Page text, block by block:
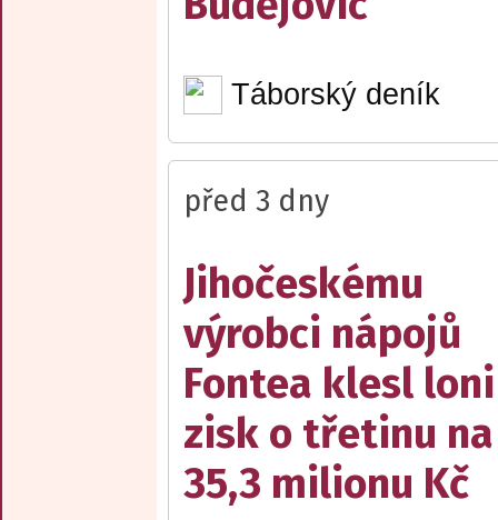
Táborský deník
před 3 dny
Jihočeskému
výrobci nápojů
Fontea klesl loni
zisk o třetinu na
35,3 milionu Kč